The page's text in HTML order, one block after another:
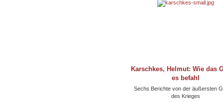
Karschkes, Helmut: Wie das
es befahl
Sechs Berichte von der äußersten
des Krieges